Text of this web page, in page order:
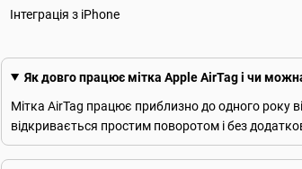
Інтеграція з iPhone
Як довго працює мітка Apple AirTag і чи
Мітка AirTag працює приблизно до одного року
відкривається простим поворотом і без